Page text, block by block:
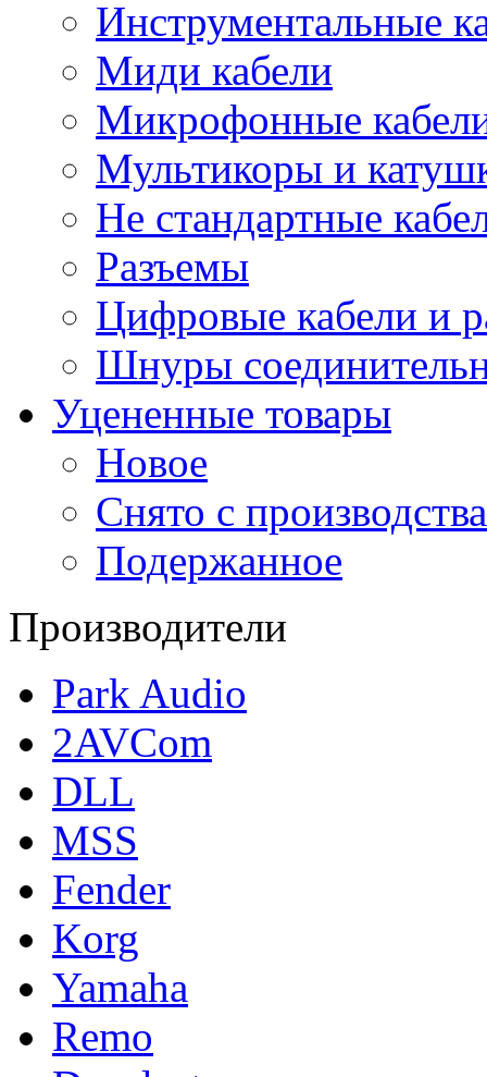
Инструментальные
Миди кабели
Микрофонные
Мультикоры и
Не стандартные
Разъемы
Цифровые кабели и
Шнуры
Уцененные товары
Новое
Снято с производства
Подержанное
Производители
Park Audio
2AVCom
DLL
MSS
Fender
Korg
Yamaha
Remo